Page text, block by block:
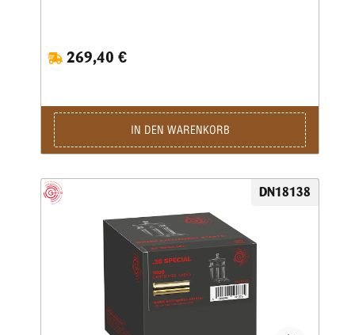
269,40 €
IN DEN WARENKORB
DN18138